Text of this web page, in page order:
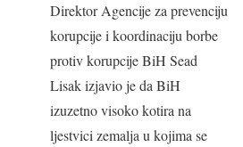
Direktor Agencije za prevenciju
korupcije i koordinaciju borbe
protiv korupcije BiH Sead
Lisak izjavio je da BiH
izuzetno visoko kotira na
ljestvici zemalja u kojima se